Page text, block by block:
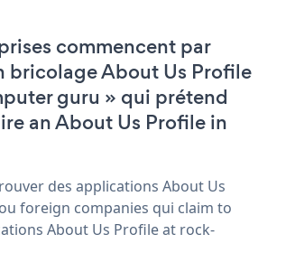
commencent par
bricolage About Us Profile
guru » qui prétend
an About Us Profile in
des applications About Us
foreign companies qui claim to
About Us Profile at rock-